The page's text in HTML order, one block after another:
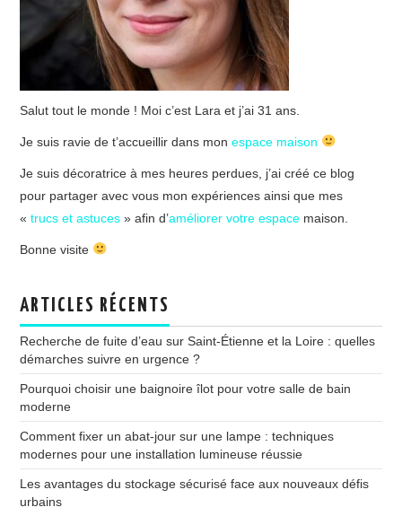
Salut tout le monde ! Moi c’est Lara et j’ai 31 ans.
Je suis ravie de t’accueillir dans monespace maison
Je suis décoratrice à mes heures perdues, j’ai créé ce blog
pour partager avec vous mon expériences ainsi que mes
«trucs et astuces » afin d’améliorer votre espace maison.
Bonne visite
ARTICLES RÉCENTS
Recherche de fuite d’eau sur Saint-Étienne et la Loire : quelles
démarches suivre en urgence ?
Pourquoi choisir une baignoire îlot pour votre salle de bain
moderne
Comment fixer un abat-jour sur une lampe : techniques
modernes pour une installation lumineuse réussie
Les avantages du stockage sécurisé face aux nouveaux défis
urbains